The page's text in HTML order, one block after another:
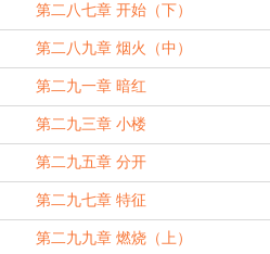
第二八七章 开始（下）
第二八九章 烟火（中）
第二九一章 暗红
第二九三章 小楼
第二九五章 分开
第二九七章 特征
第二九九章 燃烧（上）